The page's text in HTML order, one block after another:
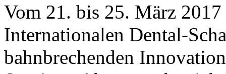
Vom 21. bis 25. März
Internationalen Dental-
bahnbrechenden